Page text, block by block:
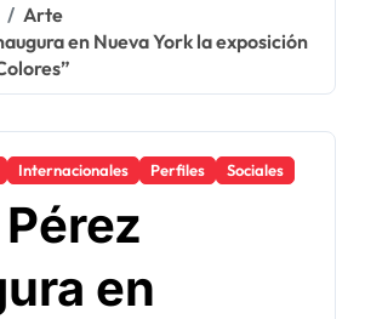
Arte
en Nueva York la exposición
Internacionales Perfiles Sociales
en